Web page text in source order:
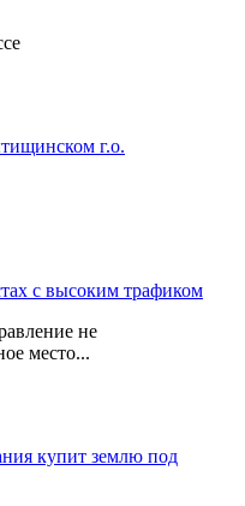
г.о.
с высоким трафиком
не
место...
купит землю под